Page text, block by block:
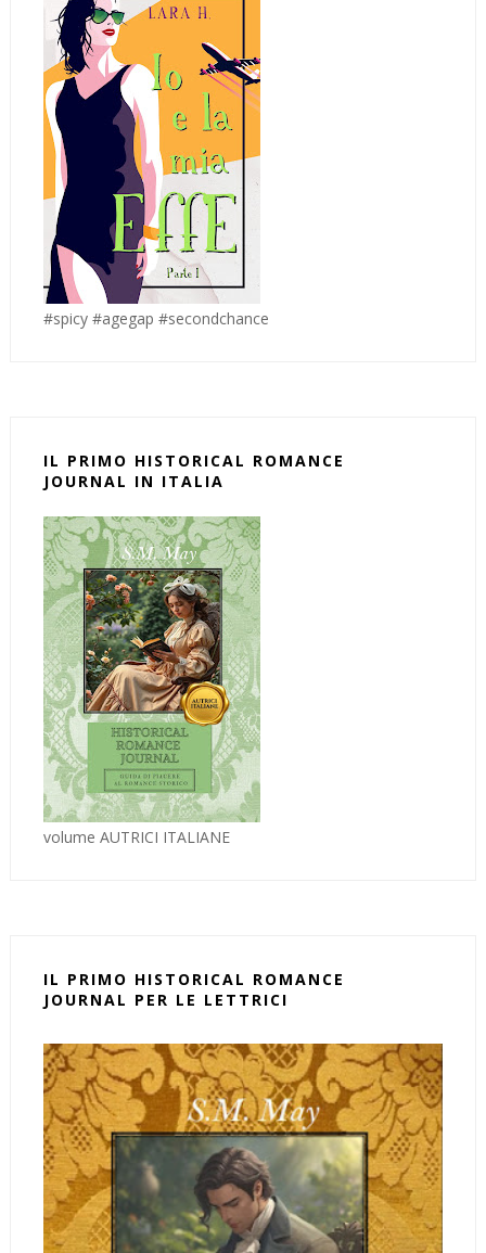
#spicy #agegap #secondchance
IL PRIMO HISTORICAL ROMANCE
JOURNAL IN ITALIA
volume AUTRICI ITALIANE
IL PRIMO HISTORICAL ROMANCE
JOURNAL PER LE LETTRICI